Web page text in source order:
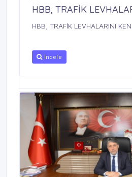
HBB, TRAFİK
HBB, TRAFİK LEVHALARINI
İncele